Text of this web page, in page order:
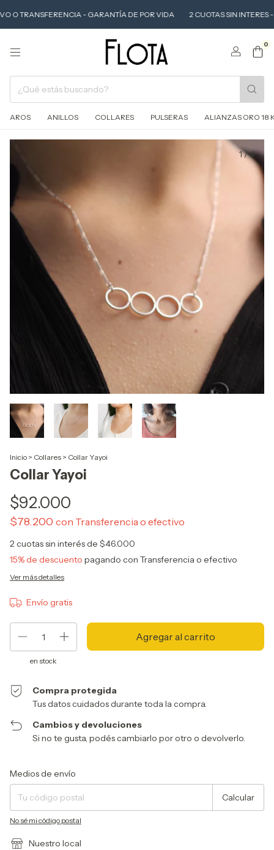
- GARANTÍA DE POR VIDA 2 CUOTAS SIN INTERES - 15 %
0
AROS ANILLOS COLLARES PULSERAS ALIANZAS ORO 18
1/4
Inicio > Collares > Collar Yayoi
Collar Yayoi
$92.000
$78.200 con Transferencia o efectivo
2cuotas sin interés de $46.000
15% de descuento pagando con Transferencia o efectivo
Ver más detalles
Envío gratis
en stock
Compra protegida
Tus datos cuidados durante toda la compra.
Cambios y devoluciones
Si no te gusta, podés cambiarlo por otro o devolverlo.
Entregas para el CP:
Medios de envío
Calcular
No sé mi código postal
Nuestro local